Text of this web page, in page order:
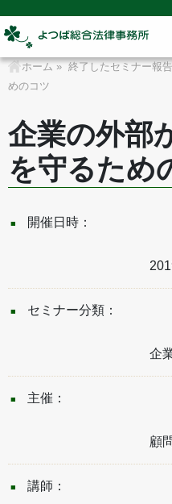
ホーム » 終了したセミナー報告
めのコツ
企業の外部
を守るため
開催日時：
セミナー分類：
企
主催：
顧
講師：